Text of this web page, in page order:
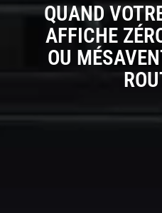
QUAND
AFFICHE
OU